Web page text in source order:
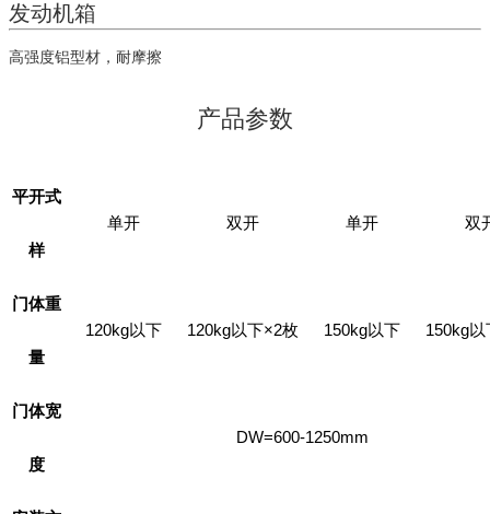
发动机箱
高强度铝型材，耐摩擦
产品参数
平开式
样
单开 双开 单开 双
门体重
量
120kg以下 120kg以下×2枚 150kg以下 150kg
门体宽
度
DW=600-1250mm